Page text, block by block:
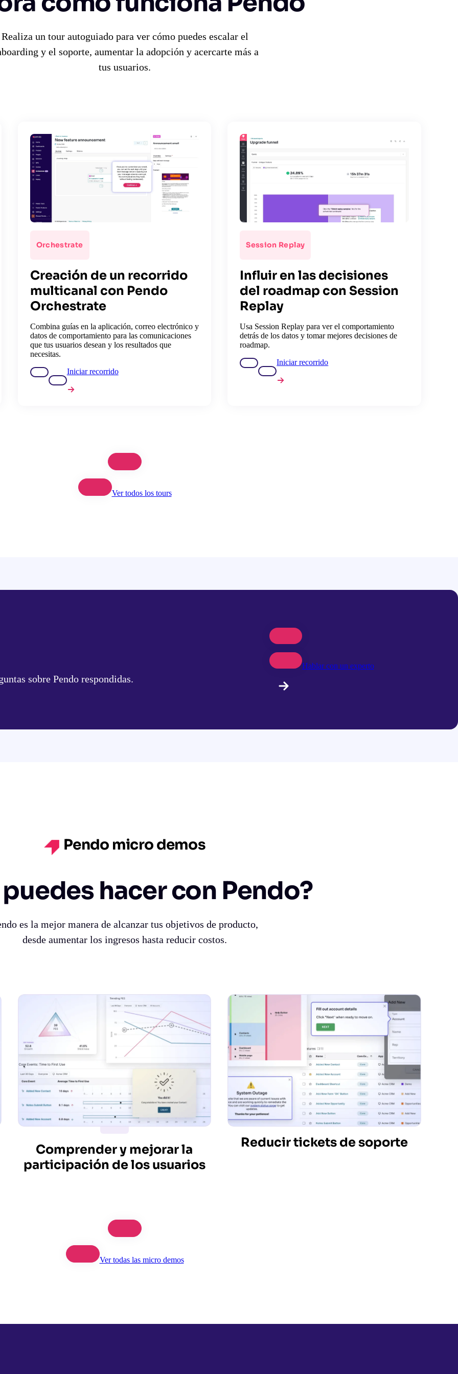
Realiza un tour autoguiado para ver cómo puedes escalar el
y el soporte, aumentar la adopción y acercarte más a
tus usuarios.
Orchestrate
Creación de un recorrido
multicanal con Pendo
Orchestrate
Combina guías en la aplicación, correo electrónico y
datos de comportamiento para las comunicaciones
que tus usuarios desean y los resultados que
necesitas.
Iniciar recorrido
Session Replay
Influir en las decisiones
del roadmap con Session
Replay
Usa Session Replay para ver el comportamiento
detrás de los datos y tomar mejores decisiones de
roadmap.
Iniciar recorrido
Ver todos los tours
sobre Pendo respondidas.
Hablar con un experto
Pendo micro demos
puedes hacer con Pendo?
es la mejor manera de alcanzar tus objetivos de producto,
desde aumentar los ingresos hasta reducir costos.
1:50
Comprender y mejorar la
participación de los usuarios
Reducir tickets de soporte
Ver todas las micro demos